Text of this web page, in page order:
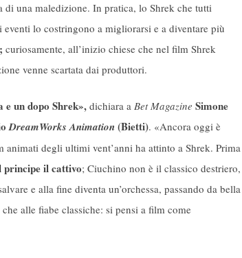
di una maledizione. In pratica, lo Shrek che tutti
lo costringono a migliorarsi e a diventare più
curiosamente, all’inizio chiese che nel film Shrek
venne scartata dai produttori.
e un dopo Shrek», dichiara a Bet Magazine Simone
DreamWorks Animation(Bietti). «Ancora oggi è
degli ultimi vent’anni ha attinto a Shrek. Prima
principe il cattivo; Ciuchino non è il classico destriero,
e alla fine diventa un’orchessa, passando da bella
alle fiabe classiche: si pensi a film come